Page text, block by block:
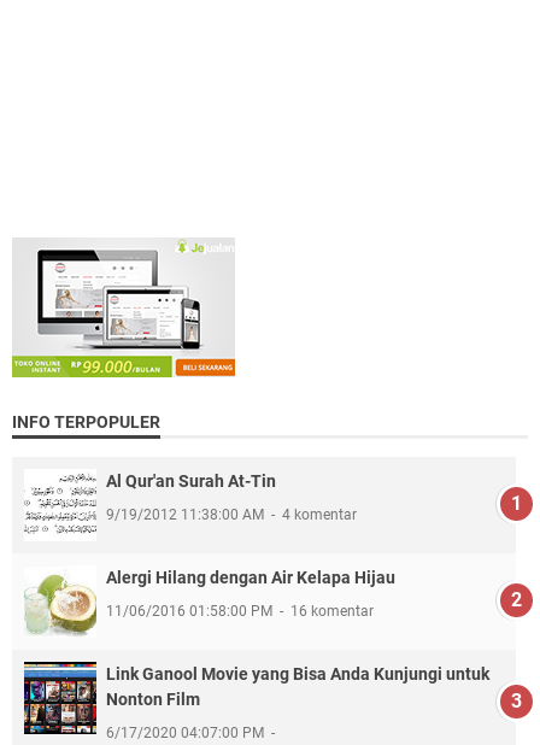
INFO TERPOPULER
Al Qur'an Surah At-Tin
9/19/2012 11:38:00 AM 4 komentar
Alergi Hilang dengan Air Kelapa Hijau
11/06/2016 01:58:00 PM 16 komentar
Link Ganool Movie yang Bisa Anda Kunjungi untuk
Nonton Film
6/17/2020 04:07:00 PM